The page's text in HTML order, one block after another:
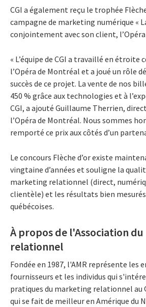
CGI a également reçu le trophée
campagne de marketing numérique «
conjointement avec son client,
« L’équipe de CGI a travaillé en
l’Opéra de Montréal et a joué un rôle
succès de ce projet. La vente de nos
450 % grâce aux technologies et à
CGI, a ajouté Guillaume Therrien,
l’Opéra de Montréal. Nous sommes
remporté ce prix aux côtés d’un
Le concours Flèche d’or existe
vingtaine d’années et souligne la
marketing relationnel (direct,
clientèle) et les résultats bien
québécoises.
À propos de l'Association
relationnel
Fondée en 1987, l'AMR représente les
fournisseurs et les individus qui
pratiques du marketing relationnel au
qui se fait de meilleur en Amérique du